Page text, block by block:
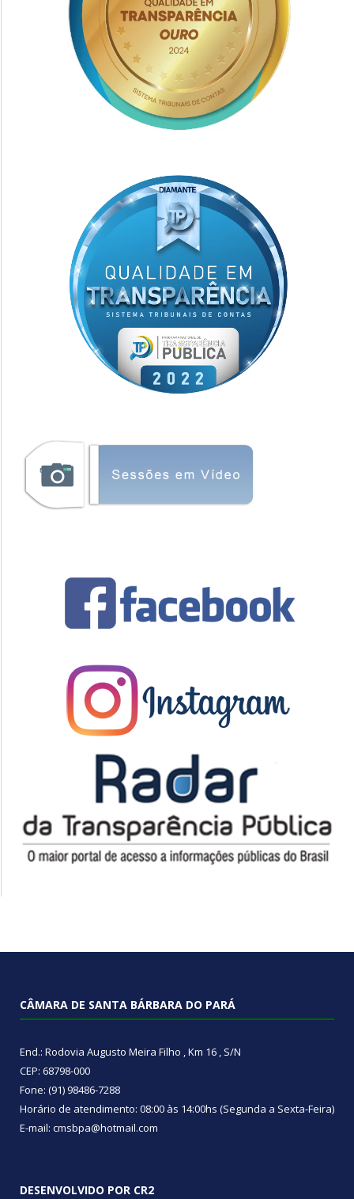
CÂMARA DE SANTA BÁRBARA DO PARÁ
End.: Rodovia Augusto Meira Filho , Km 16 , S/N
CEP: 68798-000
Fone: (91) 98486-7288
Horário de atendimento: 08:00 às 14:00hs (Segunda a Sexta-Feira)
E-mail: cmsbpa@hotmail.com
DESENVOLVIDO POR CR2